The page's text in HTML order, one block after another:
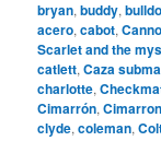
bryan,buddy,
acero,cabot,
Scarlet and the
catlett,Caza
charlotte,
Cimarrón,
clyde,coleman,